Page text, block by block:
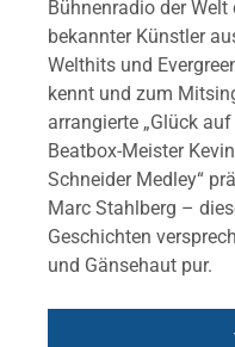
Bühnenradio der
bekannter Künstler
Welthits und
kennt und zum
arrangierte „Glück
Beatbox-Meister
Schneider Medley“
Marc Stahlberg –
Geschichten
und Gänsehaut pur.